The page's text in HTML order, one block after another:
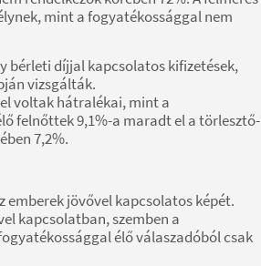
mint a fogyatékossággal nem
bérleti díjjal kapcsolatos kifizetések,
vizsgálták.
voltak hátralékai, mint a
felnőttek 9,1%-a maradt el a törlesztő-
7,2%.
emberek jövővel kapcsolatos képét.
kapcsolatban, szemben a
élő válaszadóból csak